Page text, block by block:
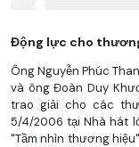
Động lực cho
Ông Nguyễn Phúc
và ông Đoàn Duy
trao giải cho các
5/4/2006 tại Nhà hát
"Tầm nhìn thương